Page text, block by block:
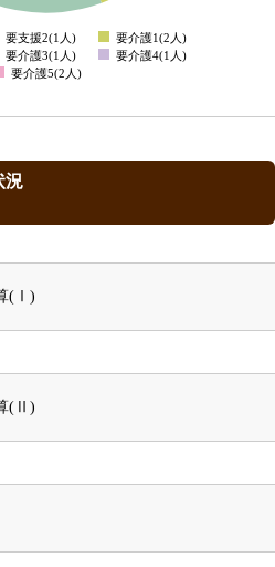
0
要支援2(1人)
要介護1(2人)
要介護3(1人)
要介護4(1人)
要介護5(2人)
況
(Ⅰ)
(Ⅱ)